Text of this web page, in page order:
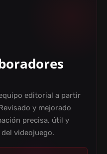
editorial a partir
y mejorado
precisa, útil y
videojuego.